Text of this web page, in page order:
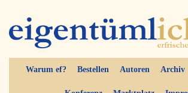
Warum ef? Bestellen Autoren Archiv